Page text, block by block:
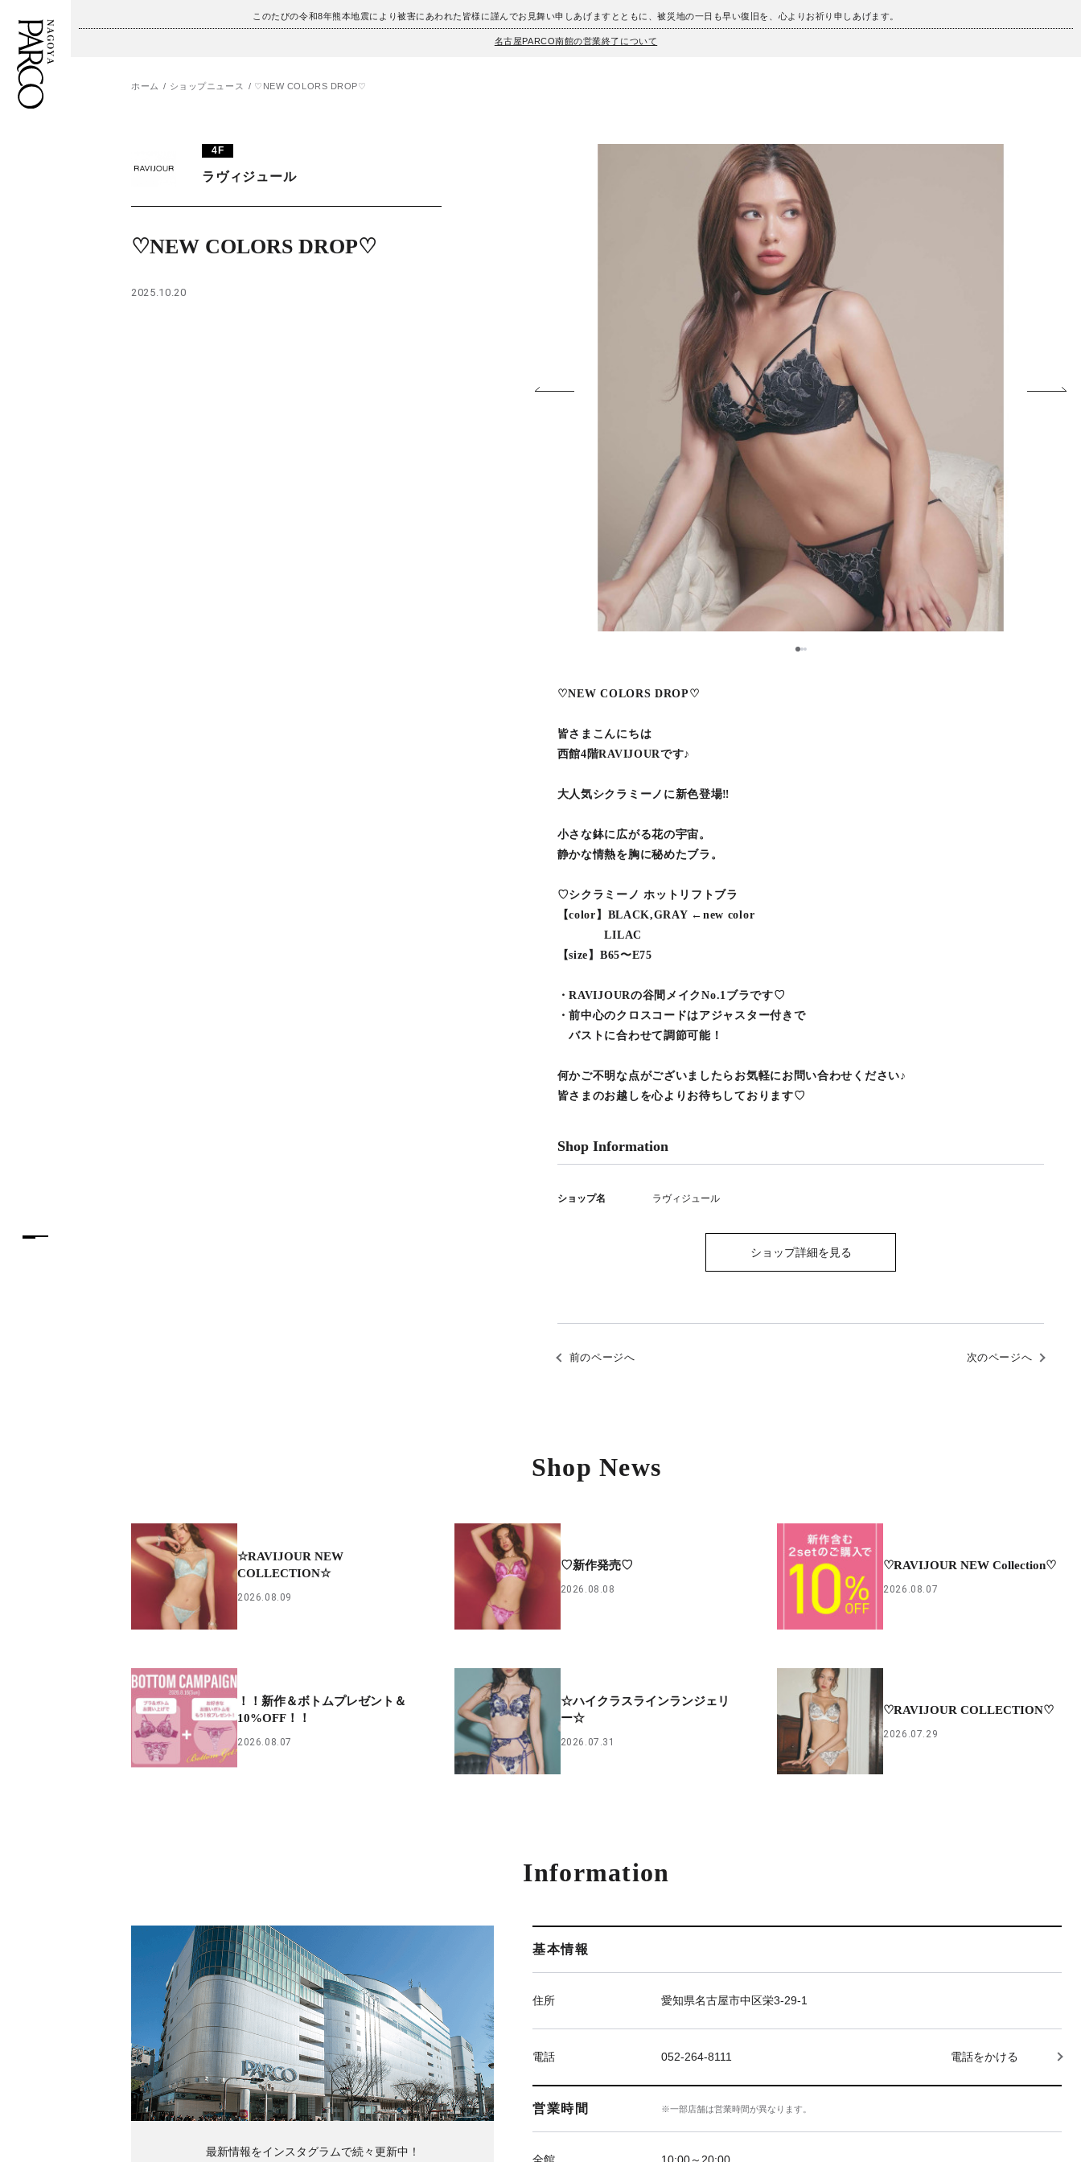
このたびの令和8年熊本地震により被害にあわれた皆様に謹んでお見舞い申しあげますとともに、被災地の一日も早い復旧を、心よりお祈り申しあげます。
名古屋PARCO南館の営業終了について
施設案内・アクセス
ニュース
ホーム ショップニュース ♡NEW COLORS DROP♡
4F
ラヴィジュール
♡NEW COLORS DROP♡
2025.10.20
123
♡NEW COLORS DROP♡
皆さまこんにちは
西館4階RAVIJOURです♪
大人気シクラミーノに新色登場‼︎
小さな鉢に広がる花の宇宙。
静かな情熱を胸に秘めたブラ。
♡シクラミーノ ホットリフトブラ
【color】BLACK,GRAY ←new color
LILAC
【size】B65〜E75
・RAVIJOURの谷間メイクNo.1ブラです♡
・前中心のクロスコードはアジャスター付きで
バストに合わせて調節可能！
何かご不明な点がございましたらお気軽にお問い合わせください♪
皆さまのお越しを心よりお待ちしております♡
Shop Information
ショップ名 ラヴィジュール
ショップ詳細を見る
前のページへ 次のページへ
Shop News
☆RAVIJOUR NEW
COLLECTION☆
2026.08.09
♡新作発売♡
2026.08.08
♡RAVIJOUR NEW Collection♡
2026.08.07
！！新作＆ボトムプレゼント＆
10%OFF！！
2026.08.07
☆ハイクラスラインランジェリ
ー☆
2026.07.31
♡RAVIJOUR COLLECTION♡
2026.07.29
Information
基本情報
住所 愛知県名古屋市中区栄3-29-1
電話 052-264-8111 電話をかける
営業時間 ※一部店舗は営業時間が異なります。
最新情報をインスタグラムで続々更新中！